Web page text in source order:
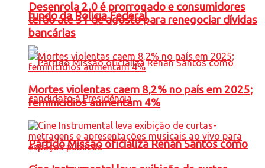
fundo da Polícia Federal
Partido Missão oficializa Renan Santos como
Desenrola 2.0 é prorrogado e consumidores
terão até 31 de agosto para renegociar dívidas
bancárias
Mortes violentas caem 8,2% no país em 2025;
feminicídios aumentam 4%